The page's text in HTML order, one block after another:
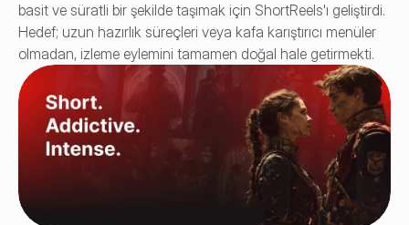
basit ve süratli bir şekilde taşımak için ShortReels'ı geliştirdi.
Hedef; uzun hazırlık süreçleri veya kafa karıştırıcı menüler
olmadan, izleme eylemini tamamen doğal hale getirmekti.